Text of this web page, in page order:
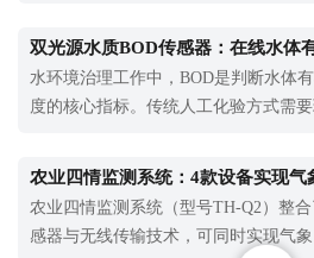
况，检查是否有堵塞，清除漏斗，过滤
水流顺畅。清洗桶时，用软刷子轻轻
垢。不要用手触摸漏斗和漏斗表面
水环境治理工作中，BOD是判断水体
度的核心指标。传统人工化验方式需要
测数据偏差大，日常维护频率高。想
定的在线水质监测，就需要抗干扰能
农业四情监测系统​（型号TH-Q2）整
感器与无线传输技术，可同时实现气